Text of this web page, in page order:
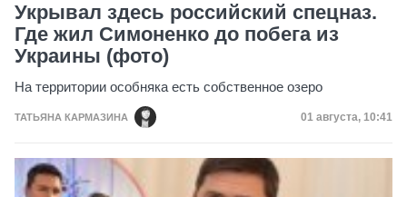
Укрывал здесь российский спецназ.
Где жил Симоненко до побега из
Украины (фото)
На территории особняка есть собственное озеро
ТАТЬЯНА КАРМАЗИНА Дата
01 августа, 10:41